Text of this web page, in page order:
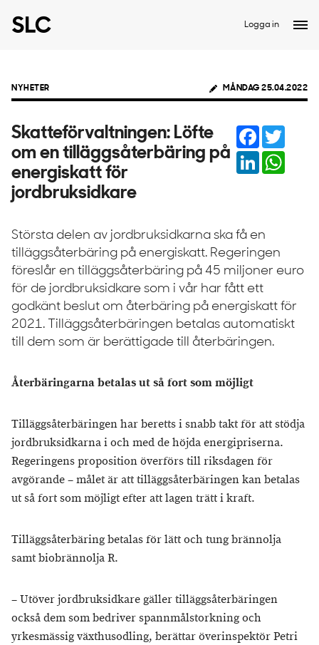
Logga in
NYHETER MÅNDAG 25.04.2022
Skatteförvaltningen: Löfte
om en tilläggsåterbäring på
energiskatt för
jordbruksidkare
Facebook
LinkedIn
Största delen av jordbruksidkarna ska få en
tilläggsåterbäring på energiskatt. Regeringen
föreslår en tilläggsåterbäring på 45 miljoner euro
för de jordbruksidkare som i vår har fått ett
godkänt beslut om återbäring på energiskatt för
2021. Tilläggsåterbäringen betalas automatiskt
till dem som är berättigade till återbäringen.
Återbäringarna betalas ut så fort som möjligt
Tilläggsåterbäringen har beretts i snabb takt för att stödja
jordbruksidkarna i och med de höjda energipriserna.
Regeringens proposition överförs till riksdagen för
avgörande – målet är att tilläggsåterbäringen kan betalas
ut så fort som möjligt efter att lagen trätt i kraft.
Tilläggsåterbäring betalas för lätt och tung brännolja
samt biobrännolja R.
– Utöver jordbruksidkare gäller tilläggsåterbäringen
också dem som bedriver spannmålstorkning och
yrkesmässig växthusodling, berättar överinspektör Petri